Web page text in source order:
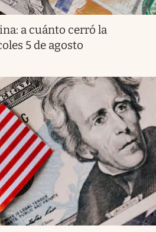
a cuánto cerró la
5 de agosto